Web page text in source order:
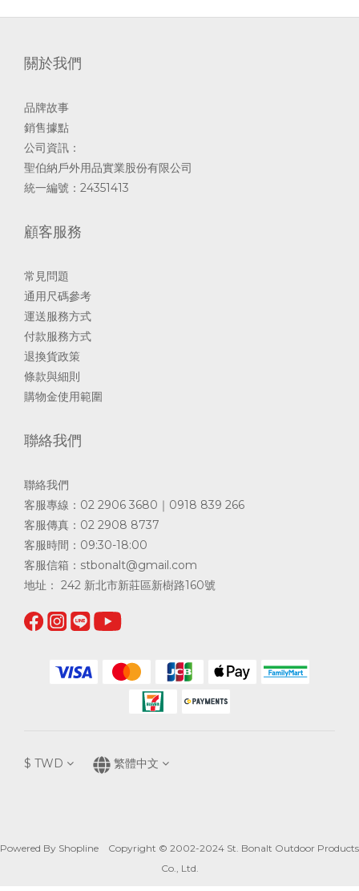
關於我們
品牌故事
銷售據點
公司資訊：
聖伯納戶外用品實業股份有限公司
統一編號：24351413
顧客服務
常見問題
通用尺碼參考
運送服務方式
付款服務方式
退換貨政策
條款與細則
購物金使用範圍
聯絡我們
聯絡我們
客服專線：02 2906 3680｜0918 839 266
客服傳真：02 2908 8737
客服時間：09:30-18:00
客服信箱： stbonalt@gmail.com
地址： 242 新北市新莊區新樹路160號
$ TWD 繁體中文
Powered By Shopline Copyright © 2002-2024 St. Bonalt Outdoor Products
Co., Ltd.